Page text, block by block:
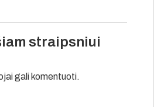
straipsniui
gali komentuoti.